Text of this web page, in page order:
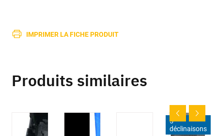
IMPRIMER LA FICHE PRODUIT
Produits similaires
5
déclinaisons